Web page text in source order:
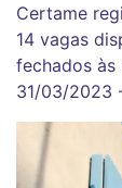
Certame
14 vagas
fechados às
31/03/2023